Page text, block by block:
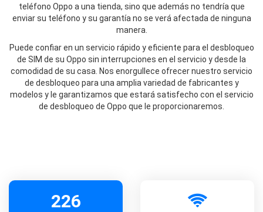
teléfono Oppo a una tienda, sino que además no tendría que
enviar su teléfono y su garantía no se verá afectada de ninguna
manera.
Puede confiar en un servicio rápido y eficiente para el desbloqueo
de SIM de su Oppo sin interrupciones en el servicio y desde la
comodidad de su casa. Nos enorgullece ofrecer nuestro servicio
de desbloqueo para una amplia variedad de fabricantes y
modelos y le garantizamos que estará satisfecho con el servicio
de desbloqueo de Oppo que le proporcionaremos.
226